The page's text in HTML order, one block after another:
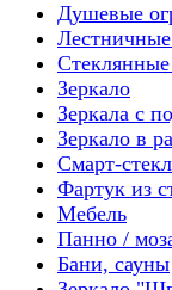
Душевые
Зеркало
Зеркала с
Зеркало в
Смарт-
Фартук из
Мебель
Панно /
Бани, сауны